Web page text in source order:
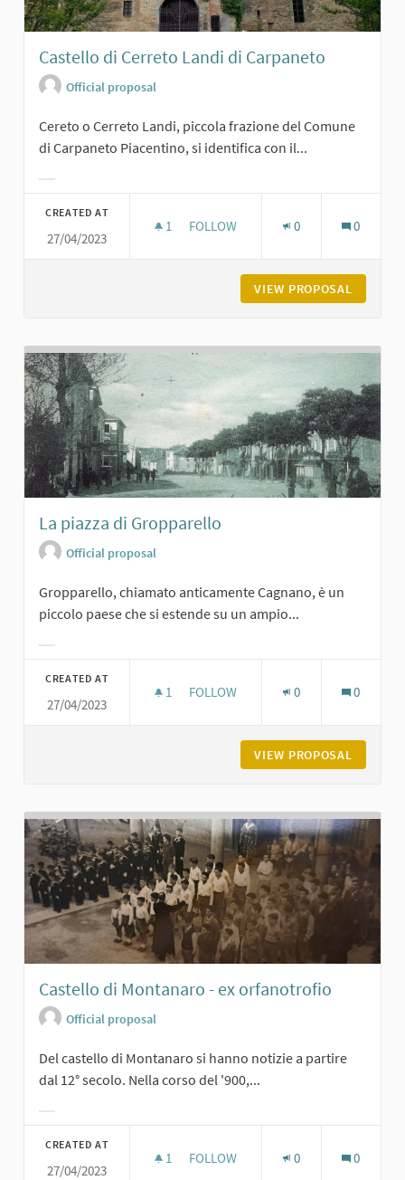
Castello di Cerreto Landi di Carpaneto
Official proposal
Cereto o Cerreto Landi, piccola frazione del Comune
di Carpaneto Piacentino, si identifica con il...
CREATED AT
27/04/2023
1 1 FOLLOWER
FOLLOW 0 0
VIEW PROPOSAL
La piazza di Gropparello
Official proposal
Gropparello, chiamato anticamente Cagnano, è un
piccolo paese che si estende su un ampio...
CREATED AT
27/04/2023
1 1 FOLLOWER
FOLLOW 0 0
VIEW PROPOSAL
Castello di Montanaro - ex orfanotrofio
Official proposal
Del castello di Montanaro si hanno notizie a partire
dal 12° secolo. Nella corso del '900,...
CREATED AT
27/04/2023
1 1 FOLLOWER
FOLLOW 0 0